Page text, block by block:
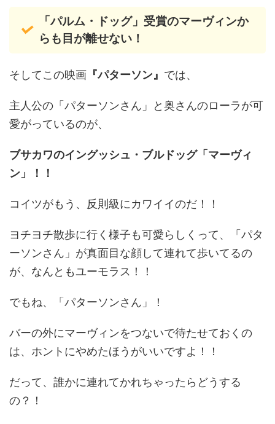
「パルム・ドッグ」受賞のマーヴィンか
らも目が離せない！
そしてこの映画 『パターソン』 では、
主人公の「パターソンさん」と奥さんのローラが可
愛がっているのが、
ブサカワのイングッシュ・ブルドッグ「マーヴィ
ン」！！
コイツがもう、反則級にカワイイのだ！！
ヨチヨチ散歩に行く様子も可愛らしくって、「パタ
ーソンさん」が真面目な顔して連れて歩いてるの
が、なんともユーモラス！！
でもね、「パターソンさん」！
バーの外にマーヴィンをつないで待たせておくの
は、ホントにやめたほうがいいですよ！！
だって、誰かに連れてかれちゃったらどうする
の？！